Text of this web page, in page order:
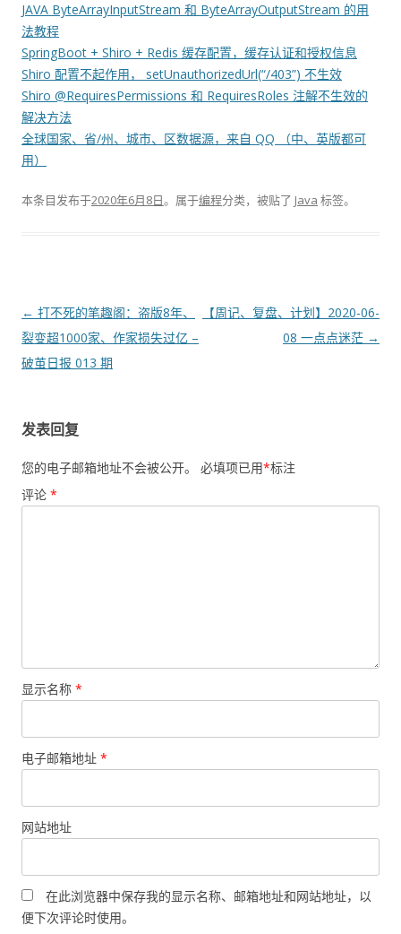
JAVA ByteArrayInputStream 和 ByteArrayOutputStream 的用
法教程
SpringBoot + Shiro + Redis 缓存配置，缓存认证和授权信息
Shiro 配置不起作用， setUnauthorizedUrl(“/403”) 不生效
Shiro @RequiresPermissions 和 RequiresRoles 注解不生效的
解决方法
全球国家、省/州、城市、区数据源，来自 QQ （中、英版都可
用）
本条目发布于2020年6月8日。属于编程分类，被贴了 Java 标签。
文
章
导
← 打不死的笔趣阁：盗版8年、
裂变超1000家、作家损失过亿 –
破茧日报 013 期
【周记、复盘、计划】2020-06-
08 一点点迷茫 →
发表回复
您的电子邮箱地址不会被公开。 必填项已用*标注
评论 *
显示名称 *
电子邮箱地址 *
网站地址
在此浏览器中保存我的显示名称、邮箱地址和网站地址，以
便下次评论时使用。